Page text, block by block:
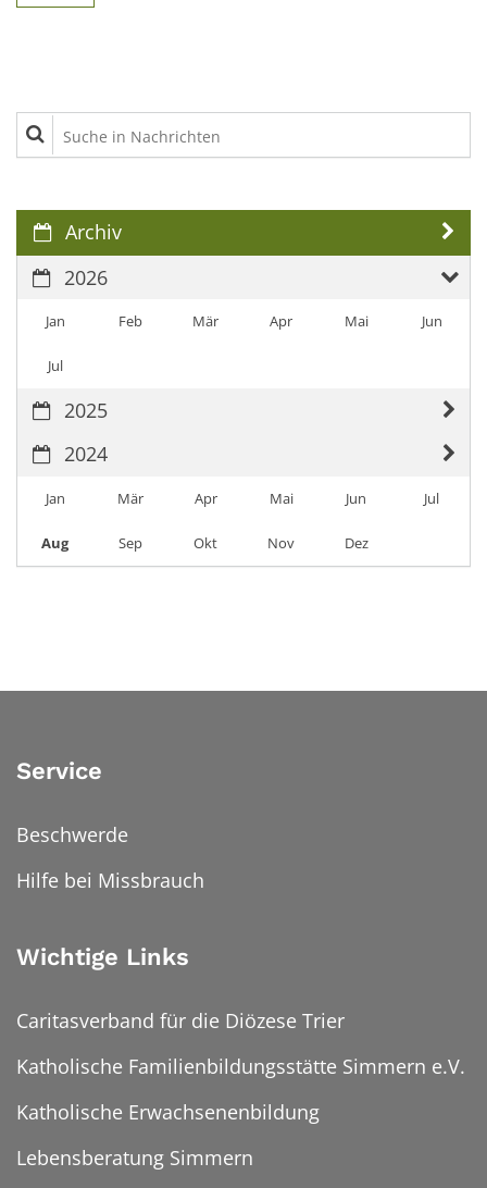
Suche in Nachrichten
Archiv
2026
Jan Feb Mär Apr Mai Jun
Jul
2025
2024
Jan Mär Apr Mai Jun Jul
Aug Sep Okt Nov Dez
Service
Beschwerde
Hilfe bei Missbrauch
Wichtige Links
Caritasverband für die Diözese Trier
Katholische Familienbildungsstätte Simmern e.V.
Katholische Erwachsenenbildung
Lebensberatung Simmern